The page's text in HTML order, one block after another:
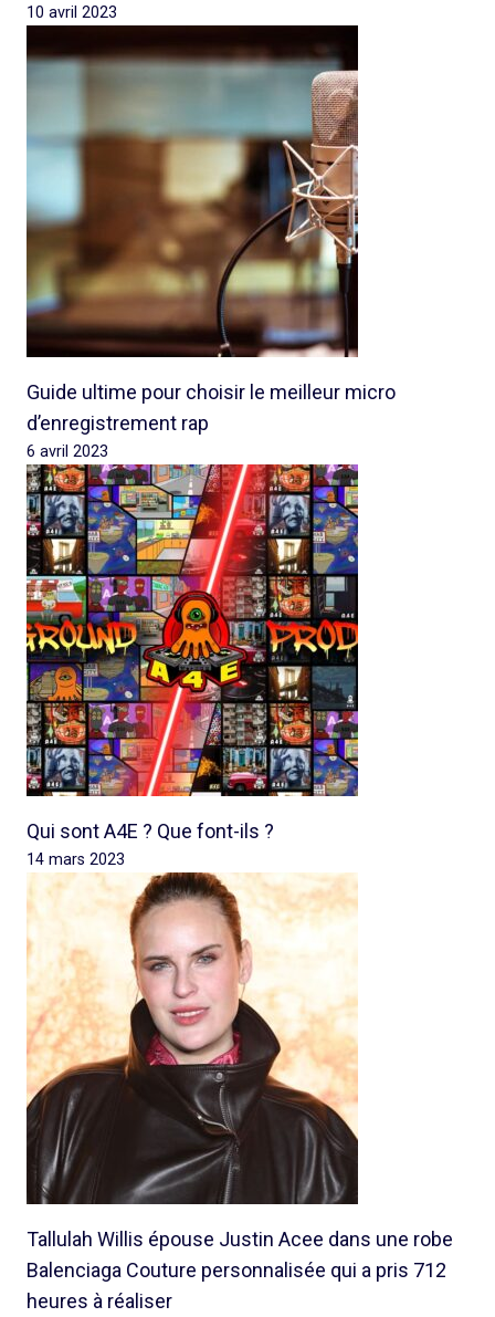
10 avril 2023
Guide ultime pour choisir le meilleur micro
d’enregistrement rap
6 avril 2023
Qui sont A4E ? Que font-ils ?
14 mars 2023
Tallulah Willis épouse Justin Acee dans une robe
Balenciaga Couture personnalisée qui a pris 712
heures à réaliser